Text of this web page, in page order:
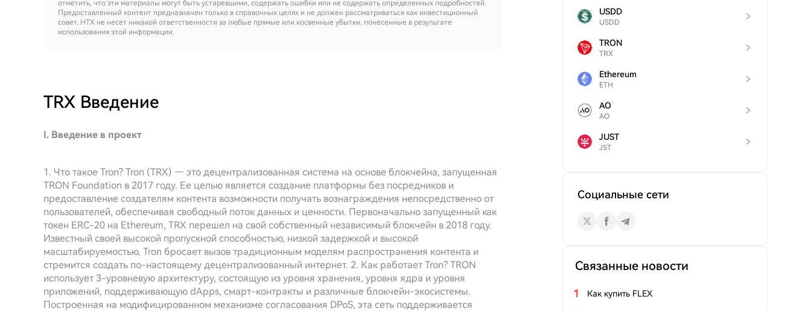
отметить, что эти материалы могут быть устаревшими, содержать ошибки или не содержать определенных подробностей.
Предоставленный контент предназначен только в справочных целях и не должен рассматриваться как инвестиционный
совет. HTX не несет никакой ответственности за любые прямые или косвенные убытки, понесенные в результате
использования этой информации.
TRX Введение
I. Введение в проект
1. Что такое Tron? Tron (TRX) — это децентрализованная система на основе блокчейна, запущенная
TRON Foundation в 2017 году. Ее целью является создание платформы без посредников и
предоставление создателям контента возможности получать вознаграждения непосредственно от
пользователей, обеспечивая свободный поток данных и ценности. Первоначально запущенный как
токен ERC-20 на Ethereum, TRX перешел на свой собственный независимый блокчейн в 2018 году.
Известный своей высокой пропускной способностью, низкой задержкой и высокой
масштабируемостью, Tron бросает вызов традиционным моделям распространения контента и
стремится создать по-настоящему децентрализованный интернет. 2. Как работает Tron? TRON
использует 3-уровневую архитектуру, состоящую из уровня хранения, уровня ядра и уровня
приложений, поддерживающую dApps, смарт-контракты и различные блокчейн-экосистемы.
Построенная на модифицированном механизме согласования DPoS, эта сеть поддерживается
USDD
USDD
TRON
TRX
Ethereum
ETH
AO
AO
JUST
JST
Социальные сети
Связанные новости
1 Как купить FLEX